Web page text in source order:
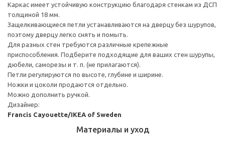
Каркас имеет устойчивую конструкцию благодаря стенкам из ДСП
толщиной 18 мм.
Защелкивающиеся петли устанавливаются на дверцу без шурупов,
поэтому дверцу легко снять и помыть.
Для разных стен требуются различные крепежные
приспособления. Подберите подходящие для ваших стен шурупы,
дюбели, саморезы и т. п. (не прилагаются).
Петли регулируются по высоте, глубине и ширине.
Ножки и цоколи продаются отдельно.
Можно дополнить ручкой.
Дизайнер:
Francis Cayouette/IKEA of Sweden
Материалы и уход